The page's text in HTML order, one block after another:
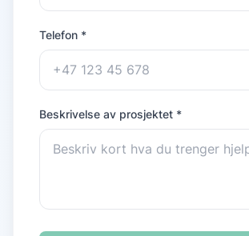
Telefon *
Beskrivelse av prosjektet *